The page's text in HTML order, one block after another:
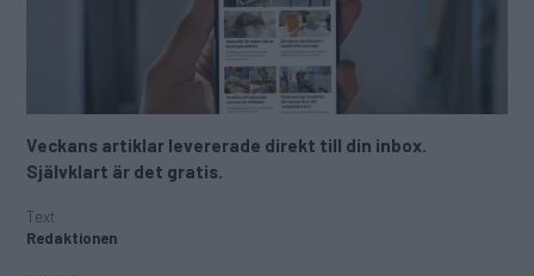
Veckans artiklar levererade direkt till din inbox.
Självklart är det gratis.
Text
Redaktionen